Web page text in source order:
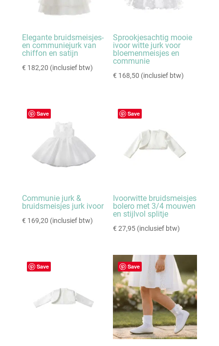
Elegante bruidsmeisjes-
en communiejurk van
chiffon en satijn
€ 182,20 (inclusief btw)
Sprookjesachtig mooie
ivoor witte jurk voor
bloemenmeisjes en
communie
€ 168,50 (inclusief btw)
Save
Communie jurk &
bruidsmeisjes jurk ivoor
€ 169,20 (inclusief btw)
Save
Ivoorwitte bruidsmeisjes
bolero met 3/4 mouwen
en stijlvol splitje
€ 27,95 (inclusief btw)
Save Save